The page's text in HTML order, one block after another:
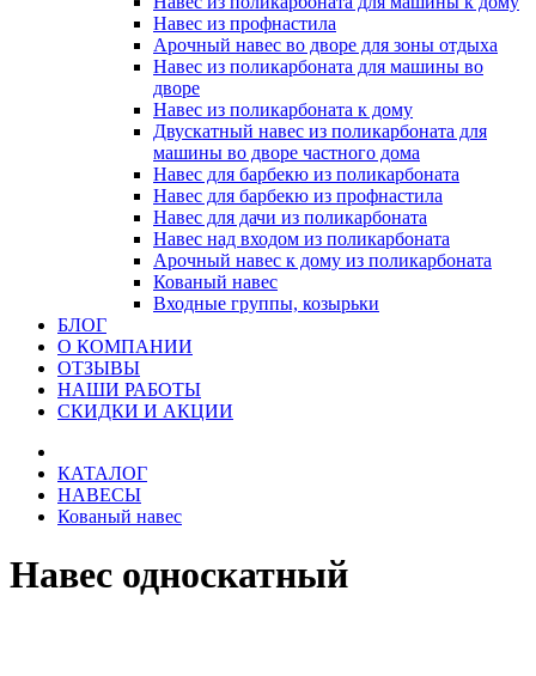
Навес из профнастила
Арочный навес во дворе для зоны отдыха
Навес из поликарбоната для машины во
дворе
Навес из поликарбоната к дому
Двускатный навес из поликарбоната для
машины во дворе частного дома
Навес для барбекю из поликарбоната
Навес для барбекю из профнастила
Навес для дачи из поликарбоната
Навес над входом из поликарбоната
Арочный навес к дому из поликарбоната
Кованый навес
Входные группы, козырьки
БЛОГ
О КОМПАНИИ
ОТЗЫВЫ
НАШИ РАБОТЫ
СКИДКИ И АКЦИИ
КАТАЛОГ
НАВЕСЫ
Кованый навес
Навес односкатный